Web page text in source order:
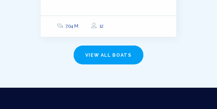
7,04 M 12
VIEW ALL BOATS